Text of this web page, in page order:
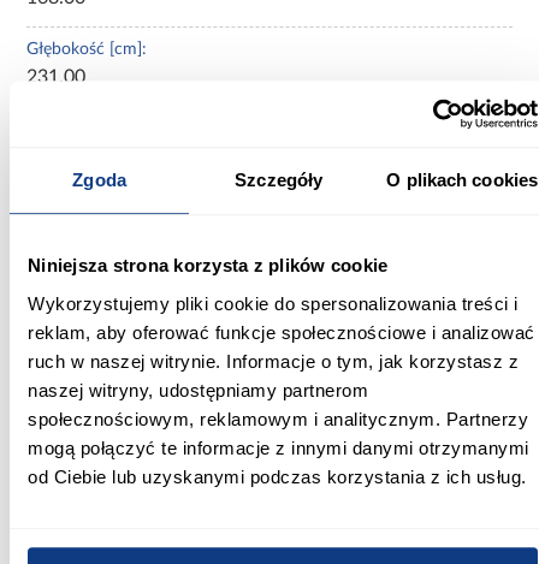
Zgoda Szczegóły O plikach cookies
Niniejsza strona korzysta z plików cookie
Wykorzystujemy pliki cookie do spersonalizowania treści i
reklam, aby oferować funkcje społecznościowe i analizować
ruch w naszej witrynie. Informacje o tym, jak korzystasz z
naszej witryny, udostępniamy partnerom
społecznościowym, reklamowym i analitycznym. Partnerzy
mogą połączyć te informacje z innymi danymi otrzymanymi
od Ciebie lub uzyskanymi podczas korzystania z ich usług.
Głębokość [cm]:
231.00
140.00
Długość pow. spania [cm]:
200.00
Powierzchnia spania [cm]:
140x200
Bez materaca